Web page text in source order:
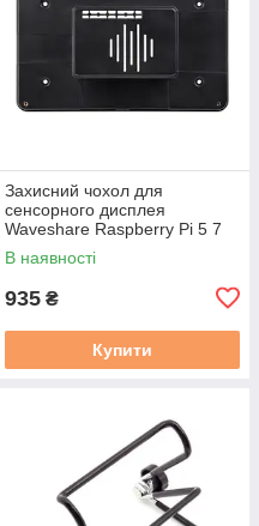
Захисний чохол для
сенсорного дисплея
Waveshare Raspberry Pi 5 7
дюймів
В наявності
935 ₴
Купити